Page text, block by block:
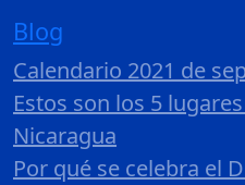
Blog
Calendario 2021 de
Estos son los 5
Nicaragua
Por qué se celebra el